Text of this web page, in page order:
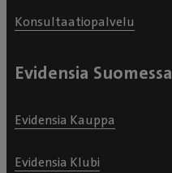
Konsultaatiopalvelu
Evidensia Suomessa
Evidensia Kauppa
Evidensia Klubi